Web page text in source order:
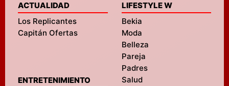
ACTUALIDAD
Los Replicantes
Capitán Ofertas
ENTRETENIMIENTO
LIFESTYLE W
Bekia
Moda
Belleza
Pareja
Padres
Salud